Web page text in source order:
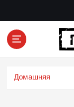
Домашняя